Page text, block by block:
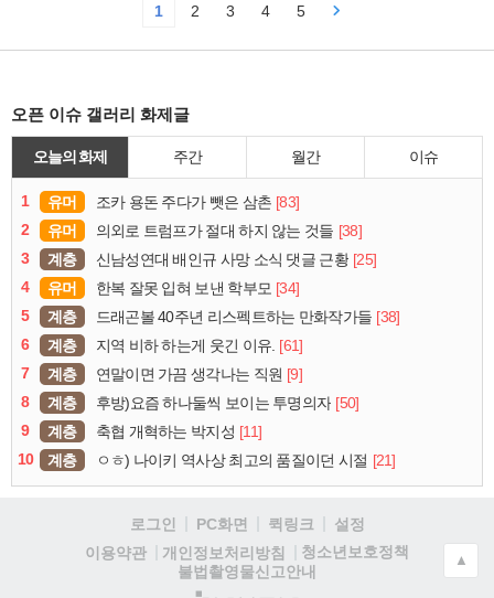
1 2 3 4 5
오픈 이슈 갤러리 화제글
오늘의 화제 주간 월간 이슈
1 유머 조카 용돈 주다가 뺏은 삼촌 [83]
2
유머 의외로 트럼프가 절대 하지 않는 것들 [38]
3
계층 신남성연대 배인규 사망 소식 댓글 근황 [25]
4
유머 한복 잘못 입혀 보낸 학부모 [34]
5
계층 드래곤볼 40주년 리스펙트하는 만화작가들 [38]
6
계층 지역 비하 하는게 웃긴 이유. [61]
7
계층 연말이면 가끔 생각나는 직원 [9]
8
계층 후방)요즘 하나둘씩 보이는 투명의자 [50]
9
계층 축협 개혁하는 박지성 [11]
10
계층 ㅇㅎ) 나이키 역사상 최고의 품질이던 시절 [21]
로그인 PC화면 퀵링크
설정
이용약관
개인정보처리방침
청소년보호정책
불법촬영물신고안내
▲